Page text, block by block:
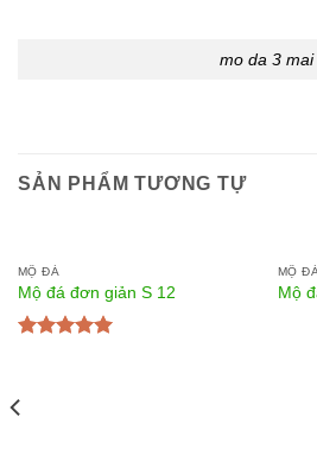
mo da 3 mai
SẢN PHẨM TƯƠNG TỰ
MỘ ĐÁ
Mộ đá đơn giản S 12
MỘ ĐÁ
Mộ